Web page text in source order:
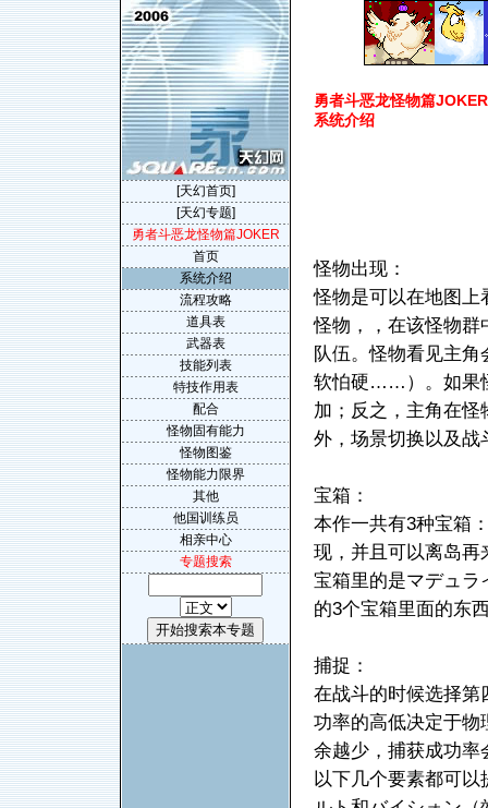
勇者斗恶龙怪物篇
系统介绍
怪物出现：
怪物是可以在地图上
怪物，，在该怪物群
队伍。怪物看见主
软怕硬……）。如果
加；反之，主角在
外，场景切换以及战
宝箱：
本作一共有3种宝箱
现，并且可以离岛再
宝箱里的是マデュラ
的3个宝箱里面的东
捕捉：
在战斗的时候选择第
功率的高低决定于物
余越少，捕获成功率
以下几个要素都可
[天幻首页]
[天幻专题]
勇者斗恶龙怪物篇JOKER
首页
系统介绍
流程攻略
道具表
武器表
技能列表
特技作用表
配合
怪物固有能力
怪物图鉴
怪物能力限界
其他
他国训练员
相亲中心
专题搜索